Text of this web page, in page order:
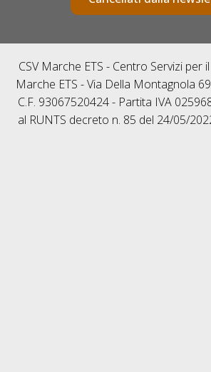
CSV Marche ETS - Centro Servizi per
Marche ETS - Via Della Montagnola
C.F. 93067520424 - Partita IVA
al RUNTS decreto n. 85 del 24/05/